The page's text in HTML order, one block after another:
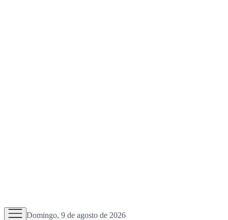
Domingo, 9 de agosto de 2026